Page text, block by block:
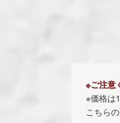
※ご注意
※価格は
こちら